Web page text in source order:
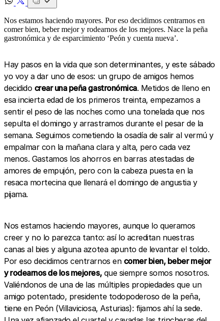
Nos estamos haciendo mayores. Por eso decidimos centrarnos en
comer bien, beber mejor y rodearnos de los mejores. Nace la peña
gastronómica y de esparcimiento ‘Peón y cuenta nueva’.
Hay pasos en la vida que son determinantes, y este sábado
yo voy a dar uno de esos: un grupo de amigos hemos
decidido crear una peña gastronómica. Metidos de lleno en
esa incierta edad de los primeros treinta, empezamos a
sentir el peso de las noches como una tonelada que nos
sepulta el domingo y arrastramos durante el pesar de la
semana. Seguimos cometiendo la osadía de salir al vermú y
empalmar con la mañana clara y alta, pero cada vez
menos. Gastamos los ahorros en barras atestadas de
amores de empujón, pero con la cabeza puesta en la
resaca mortecina que llenará el domingo de angustia y
pijama.
Nos estamos haciendo mayores, aunque lo queramos
creer y no lo parezca tanto: así lo acreditan nuestras
canas al bies y alguna azotea apunto de levantar el toldo.
Por eso decidimos centrarnos en comer bien, beber mejor
y rodearnos de los mejores,que siempre somos nosotros.
Valiéndonos de una de las múltiples propiedades que un
amigo potentado, presidente todopoderoso de la peña,
tiene en Peón (Villaviciosa, Asturias): fijamos ahí la sede.